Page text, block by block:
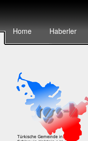
Home Haberler